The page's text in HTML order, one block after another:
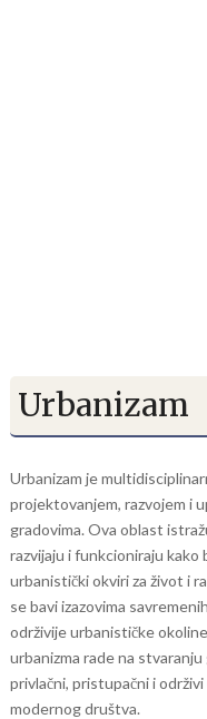
Urbanizam
Urbanizam je
projektovanjem, razvojem i
gradovima. Ova oblast
razvijaju i funkcioniraju
urbanistički okviri za život i
se bavi izazovima
održivije urbanističke
urbanizma rade na
privlačni, pristupačni i
modernog društva.